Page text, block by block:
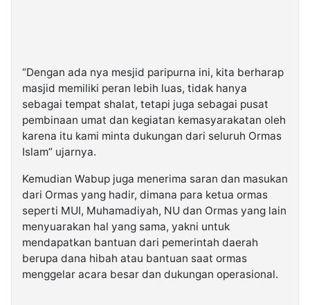
“Dengan ada nya mesjid paripurna ini, kita berharap
masjid memiliki peran lebih luas, tidak hanya
sebagai tempat shalat, tetapi juga sebagai pusat
pembinaan umat dan kegiatan kemasyarakatan oleh
karena itu kami minta dukungan dari seluruh Ormas
Islam” ujarnya.
Kemudian Wabup juga menerima saran dan masukan
dari Ormas yang hadir, dimana para ketua ormas
seperti MUI, Muhamadiyah, NU dan Ormas yang lain
menyuarakan hal yang sama, yakni untuk
mendapatkan bantuan dari pemerintah daerah
berupa dana hibah atau bantuan saat ormas
menggelar acara besar dan dukungan operasional.